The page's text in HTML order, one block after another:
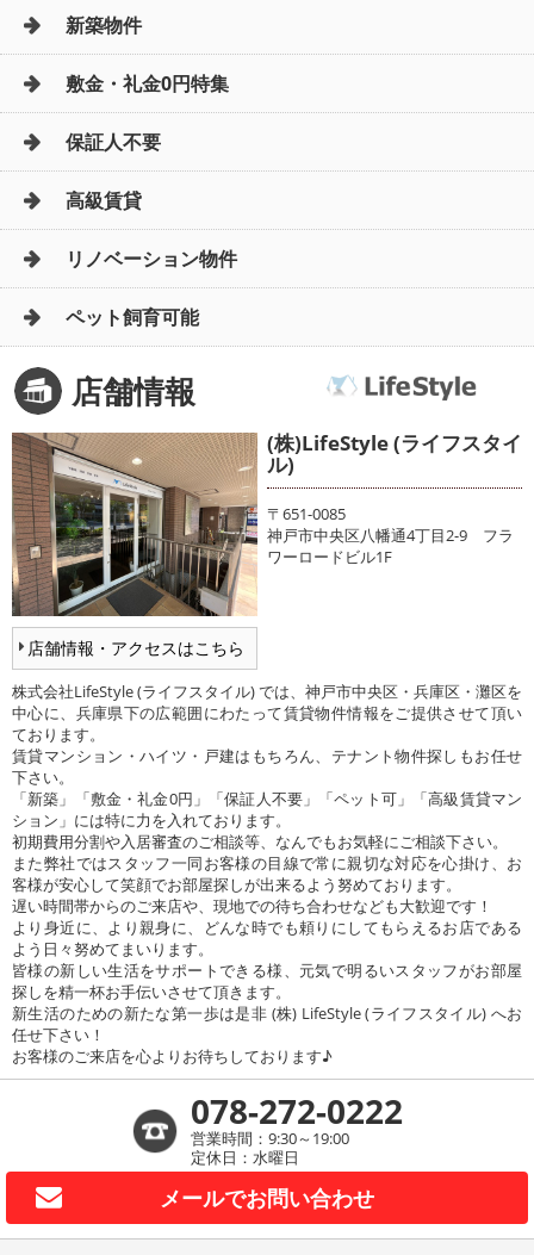
新築物件
敷金・礼金0円特集
保証人不要
高級賃貸
リノベーション物件
ペット飼育可能
店舗情報
店舗情報・アクセスはこちら
(株)LifeStyle (ライフスタイ
ル)
〒651-0085
神戸市中央区八幡通4丁目2-9 フラ
ワーロードビル1F
株式会社LifeStyle (ライフスタイル) では、神戸市中央区・兵庫区・灘区を
中心に、兵庫県下の広範囲にわたって賃貸物件情報をご提供させて頂い
ております。
賃貸マンション・ハイツ・戸建はもちろん、テナント物件探しもお任せ
下さい。
「新築」「敷金・礼金0円」「保証人不要」「ペット可」「高級賃貸マン
ション」には特に力を入れております。
初期費用分割や入居審査のご相談等、なんでもお気軽にご相談下さい。
また弊社ではスタッフ一同お客様の目線で常に親切な対応を心掛け、お
客様が安心して笑顔でお部屋探しが出来るよう努めております。
遅い時間帯からのご来店や、現地での待ち合わせなども大歓迎です！
より身近に、より親身に、どんな時でも頼りにしてもらえるお店である
よう日々努めてまいります。
皆様の新しい生活をサポートできる様、元気で明るいスタッフがお部屋
探しを精一杯お手伝いさせて頂きます。
新生活のための新たな第一歩は是非 (株) LifeStyle (ライフスタイル) へお
任せ下さい！
お客様のご来店を心よりお待ちしております♪
078-272-0222
営業時間：9:30～19:00
定休日：水曜日
メールでお問い合わせ